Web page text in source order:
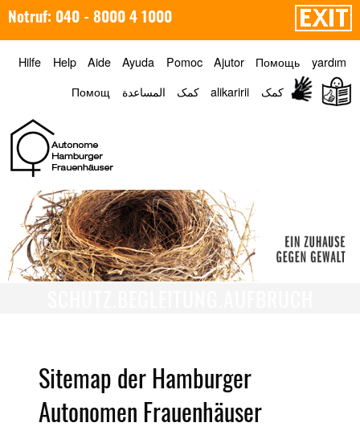
Notruf: 040 - 8000 4 1000
Hilfe Help Aide Ayuda Pomoc Ajutor Помощь
yardım
Помощ
المساعدة کمک alikaririi کمک
Sitemap der Hamburger
Autonomen Frauenhäuser